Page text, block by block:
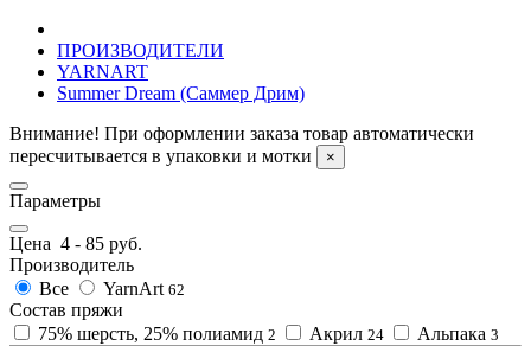
ПРОИЗВОДИТЕЛИ
YARNART
Summer Dream (Саммер Дрим)
Внимание! При оформлении заказа товар автоматически
пересчитывается в упаковки и мотки
×
Параметры
Цена 4 - 85 руб.
Производитель
Все
YarnArt 62
Состав пряжи
75% шерсть, 25% полиамид 2 Акрил 24 Альпака 3